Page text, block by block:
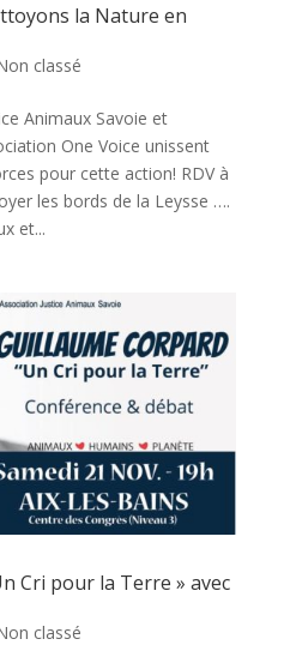
la Nature en
classé
Animaux Savoie et
One Voice unissent
pour cette action! RDV à
les bords de la Leysse ….
et...
Cri pour la Terre » avec
classé